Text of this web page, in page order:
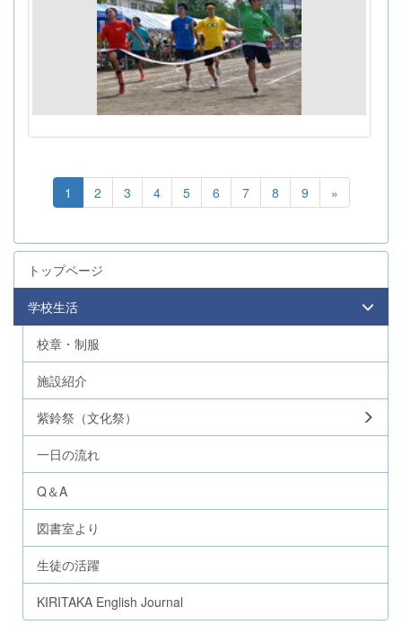
1 2 3 4 5 6 7 8 9 »
トップページ
学校生活
校章・制服
施設紹介
紫鈴祭（文化祭）
一日の流れ
Q＆A
図書室より
生徒の活躍
KIRITAKA English Journal